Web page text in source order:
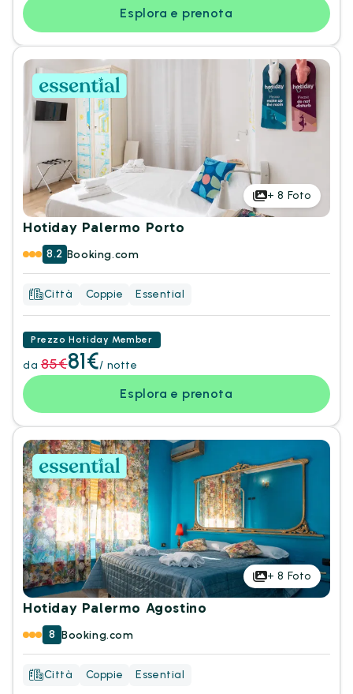
Esplora e prenota
+8 Foto
Hotiday Palermo Porto
8.2 Booking.com
Città Coppie Essential
Prezzo Hotiday Member
da 85€81€/ notte
Esplora e prenota
+8 Foto
Hotiday Palermo Agostino
8 Booking.com
Città Coppie Essential